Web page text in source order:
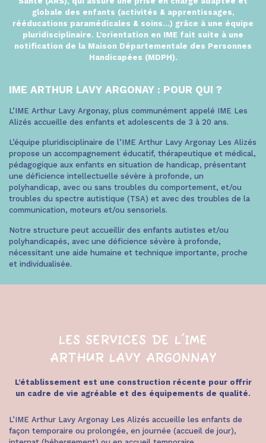
globale des enfants (activités & apprentissages,
rééducations paramédicales & soins…) grâce à une équipe
pluridisciplinaire. L’orientation en IME fait suite à une
notification de la Maison Départementale des Personnes
Handicapées (MDPH).
IME ARTHUR LAVY ARGONAY : POUR QUI ?
L’IME Arthur Lavy Argonay, plus communément appelé IME Les
Alizés accueille des enfants et adolescents de 3 à 20 ans.
L’équipe pluridisciplinaire de l’IME Arthur Lavy Argonay Les Alizés
propose un accompagnement éducatif, thérapeutique et médical,
pédagogique aux enfants en situation de handicap, présentant
une déficience intellectuelle sévère à profonde, un
polyhandicap, avec ou sans troubles du comportement, et/ou
troubles du spectre autistique (TSA) et avec des troubles de la
communication, moteurs et/ou sensoriels.
Notre structure peut accueillir des enfants autistes et/ou
polyhandicapés, avec une déficience sévère à profonde,
nécessitant une aide humaine et technique importante, proche
et individualisée.
LES SERVICES DE L'IME
ARTHUR LAVY ARGONNAY
L’établissement est une construction récente pour offrir
un cadre de vie agréable et des équipements de qualité.
L’IME Arthur Lavy Argonay Les Alizés accueille les enfants de
façon temporaire ou prolongée, en journée (accueil de jour),